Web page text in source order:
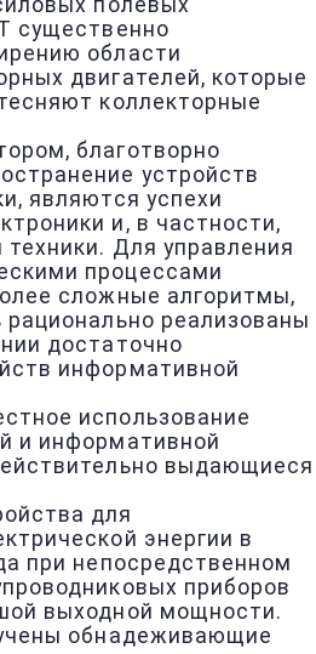
полевых
существенно
области
двигателей, которые
коллекторные
благотворно
устройств
являются успехи
и, в частности,
Для управления
процессами
сложные алгоритмы,
реализованы
достаточно
информативной
использование
и информативной
выдающиеся
для
энергии в
при непосредственном
приборов
выходной мощности.
обнадеживающие